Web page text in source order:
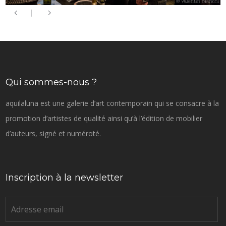
Qui sommes-nous ?
aquilaluna est une galerie d’art contemporain qui se consacre à la
promotion d’artistes de qualité ainsi qu’à l’édition de mobilier
d’auteurs, signé et numéroté.
Inscription à la newsletter